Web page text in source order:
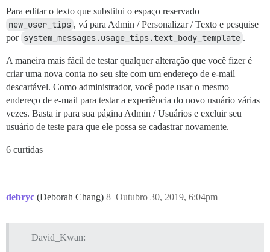
Para editar o texto que substitui o espaço reservado
new_user_tips , vá para Admin / Personalizar / Texto e pesquise
por system_messages.usage_tips.text_body_template .
A maneira mais fácil de testar qualquer alteração que você fizer é
criar uma nova conta no seu site com um endereço de e-mail
descartável. Como administrador, você pode usar o mesmo
endereço de e-mail para testar a experiência do novo usuário várias
vezes. Basta ir para sua página Admin / Usuários e excluir seu
usuário de teste para que ele possa se cadastrar novamente.
6 curtidas
debryc (Deborah Chang) Outubro 30, 2019, 6:04pm
8
David_Kwan: